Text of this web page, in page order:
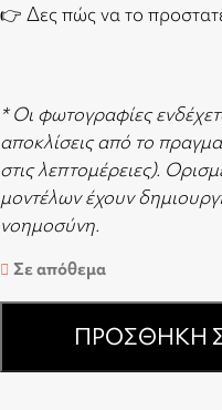
👉 Δες πώς να το
* Οι φωτογραφίες
αποκλίσεις από το
στις λεπτομέρειες).
μοντέλων έχουν
νοημοσύνη.
Σε απόθεμα
ΠΡΟΣΘΉΚΗ